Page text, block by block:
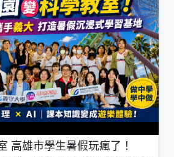
高雄市學生暑假玩瘋了！